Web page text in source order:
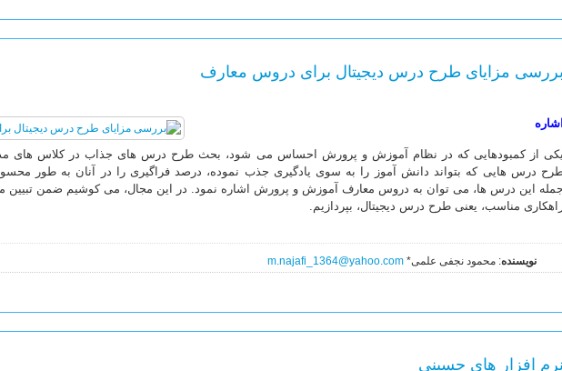
بررسی مزایای طرح درس دیجیتال برای دروس معارف
اشاره
یکی از کمبودهایی که در نظام آموزش و پرورش احساس می شود، بحث طرح درس های جذاب در کلاس های
درس هایی که بتواند دانش آموز را به سوی یادگیری جذب نموده، درصد فراگیری را در آنان به طور
جمله این درس ها، می توان به دروس معارف آموزش و پرورش اشاره نمود. در این مجال، می کوشیم ضمن تبیین
مناسب، یعنی طرح درس دیجیتال، بپردازیم.
نویسنده: محمود نجفی علمی* m.najafi_1364@yahoo.com
نرم افزار های حسینی